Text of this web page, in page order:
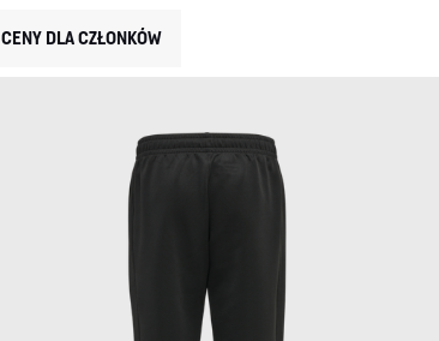
CENY DLA CZŁONKÓW